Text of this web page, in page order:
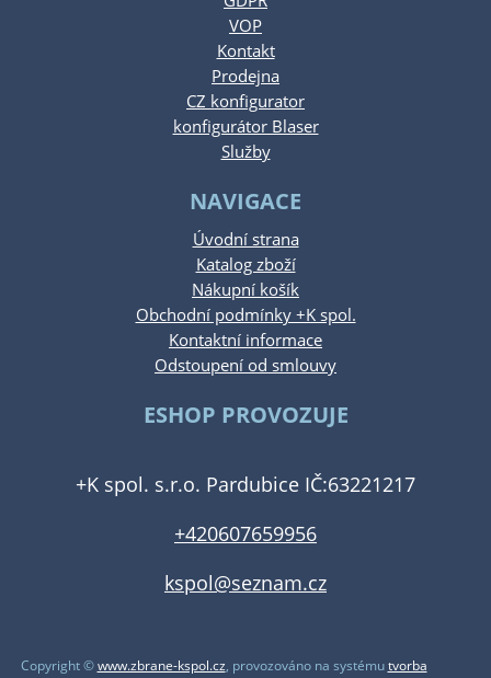
VOP
Kontakt
Prodejna
CZ konfigurator
konfigurátor Blaser
Služby
NAVIGACE
Úvodní strana
Katalog zboží
Nákupní košík
Obchodní podmínky +K spol.
Kontaktní informace
Odstoupení od smlouvy
ESHOP PROVOZUJE
+K spol. s.r.o. Pardubice IČ:63221217
+420607659956
kspol@seznam.cz
Copyright ©www.zbrane-kspol.cz, provozováno na systémutvorba